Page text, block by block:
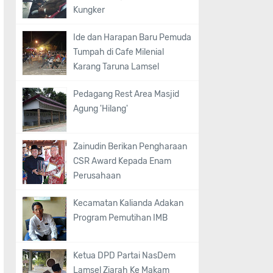
Kungker
Ide dan Harapan Baru Pemuda
Tumpah di Cafe Milenial
Karang Taruna Lamsel
Pedagang Rest Area Masjid
Agung 'Hilang'
Zainudin Berikan Pengharaan
CSR Award Kepada Enam
Perusahaan
Kecamatan Kalianda Adakan
Program Pemutihan IMB
Ketua DPD Partai NasDem
Lamsel Ziarah Ke Makam